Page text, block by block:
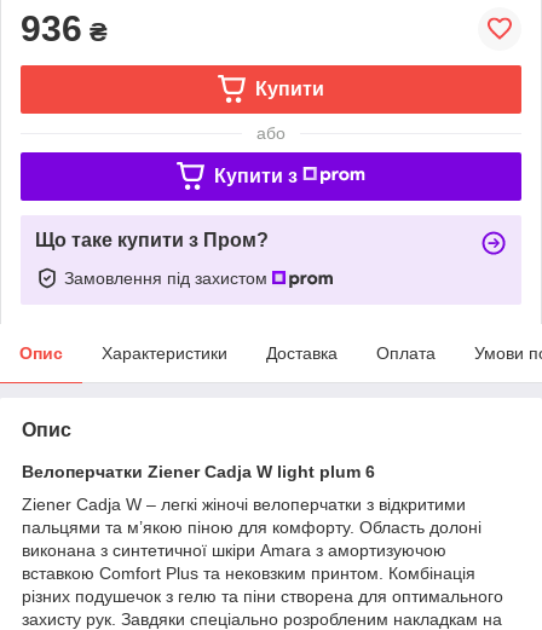
936 ₴
Купити
або
Купити з
Що таке купити з Пром?
Замовлення під захистом
Опис Характеристики Доставка Оплата Умови
Опис
Велоперчатки Ziener Cadja W light plum 6
Ziener Cadja W – легкі жіночі велоперчатки з відкритими
пальцями та м’якою піною для комфорту. Область долоні
виконана з синтетичної шкіри Amara з амортизуючою
вставкою Comfort Plus та нековзким принтом. Комбінація
різних подушечок з гелю та піни створена для оптимального
захисту рук. Завдяки спеціально розробленим накладкам на